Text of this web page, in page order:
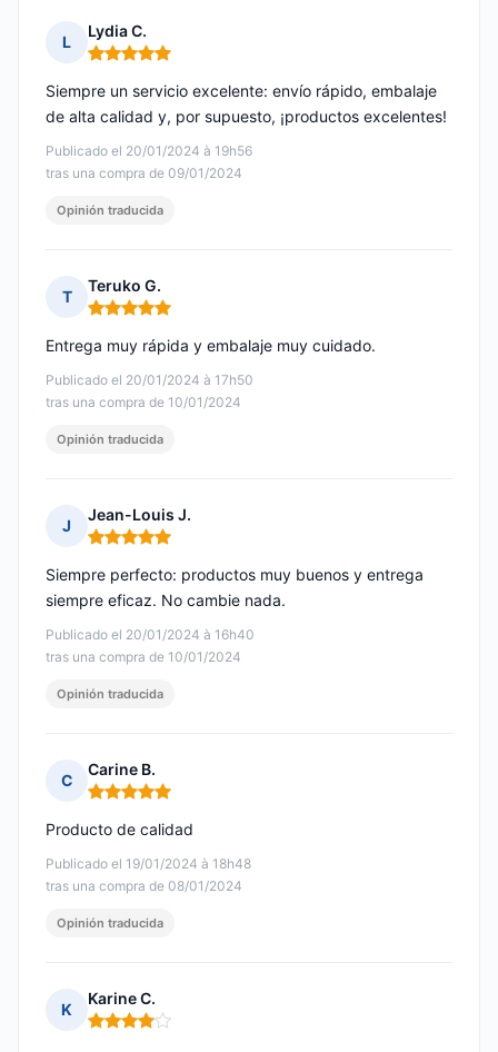
L
Lydia C.
Nota: 5 de 5
Publicado el 20/01/2024 à 19h56
tras una compra de 09/01/2024
Siempre un servicio excelente: envío rápido, embalaje
de alta calidad y, por supuesto, ¡productos excelentes!
Opinión traducida
T
Teruko G.
Nota: 5 de 5
Publicado el 20/01/2024 à 17h50
tras una compra de 10/01/2024
Entrega muy rápida y embalaje muy cuidado.
Opinión traducida
J
Jean-Louis J.
Nota: 5 de 5
Publicado el 20/01/2024 à 16h40
tras una compra de 10/01/2024
Siempre perfecto: productos muy buenos y entrega
siempre eficaz. No cambie nada.
Opinión traducida
C
Carine B.
Nota: 5 de 5
Publicado el 19/01/2024 à 18h48
tras una compra de 08/01/2024
Producto de calidad
Opinión traducida
K
Karine C.
Nota: 4 de 5